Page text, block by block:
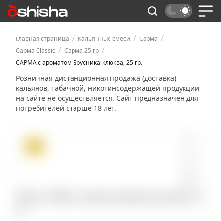
Главная страница / Кальянные смеси / Сарма /
Сарма Classic / Сарма 25 гр /
САРМА с ароматом Брусника-клюква, 25 гр.
Розничная дистанционная продажа (доставка)
кальянов, табачной, никотинсодержащей продукции
на сайте не осуществляется. Сайт предназначен для
потребителей старше 18 лет.